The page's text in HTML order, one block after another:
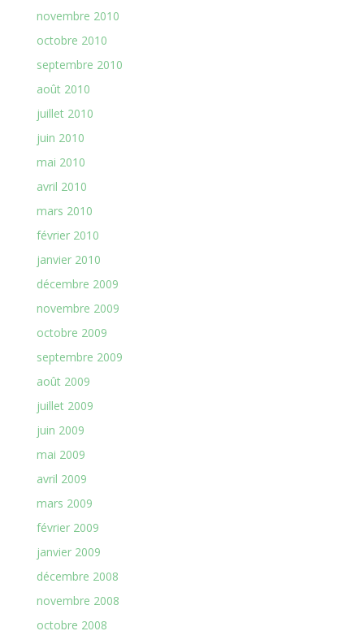
novembre 2010
octobre 2010
septembre 2010
août 2010
juillet 2010
juin 2010
mai 2010
avril 2010
mars 2010
février 2010
janvier 2010
décembre 2009
novembre 2009
octobre 2009
septembre 2009
août 2009
juillet 2009
juin 2009
mai 2009
avril 2009
mars 2009
février 2009
janvier 2009
décembre 2008
novembre 2008
octobre 2008